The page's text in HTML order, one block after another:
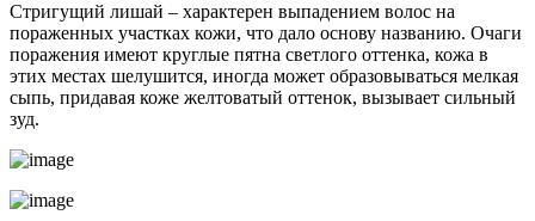
Стригущий лишай – характерен выпадением волос на
пораженных участках кожи, что дало основу названию. Очаги
поражения имеют круглые пятна светлого оттенка, кожа в
этих местах шелушится, иногда может образовываться мелкая
сыпь, придавая коже желтоватый оттенок, вызывает сильный
зуд.